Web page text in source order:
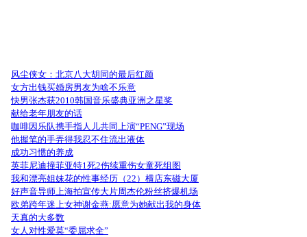
风尘侠女：北京八大胡同的最后红颜
女方出钱买婚房男友为啥不乐意
快男张杰获2010韩国音乐盛典亚洲之星奖
献给老年朋友的话
咖啡因乐队携手指人儿共同上演“PENG”现场
他握笔的手弄得我忍不住流出液体
成功习惯的养成
英菲尼迪撞菲亚特1死2伤续重伤女童死组图
我和漂亮姐妹花的性事经历（22）横店东磁大厦
好声音导师上海拍宣传大片周杰伦粉丝挤爆机场
欧弟跨年迷上女神谢金燕:愿意为她献出我的身体
天真的大多数
女人对性爱莫“委屈求全”